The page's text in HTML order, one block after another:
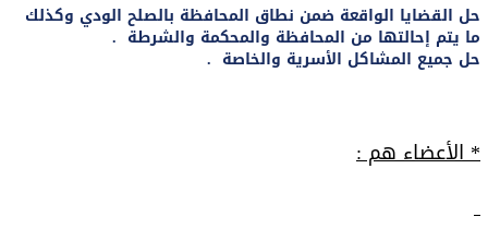
حل القضايا الواقعة ضمن نطاق المحافظة بالصلح الودي وكذلك
ما يتم إحالتها من المحافظة والمحكمة والشرطة .
حل جميع المشاكل الأسرية والخاصة .
* الأعضاء هم :